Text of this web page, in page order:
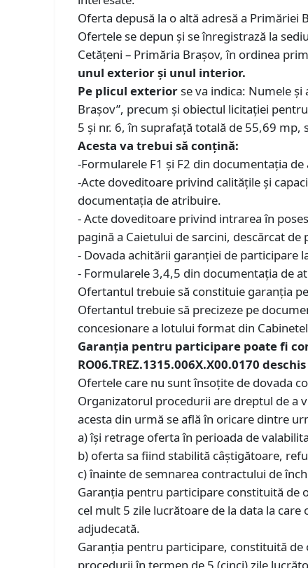
Oferta depusă la o altă adresă a Primăriei
Ofertele se depun și se înregistrază la
Cetățeni – Primăria Brașov, în ordinea
unul exterior și unul interior.
Pe plicul exteriorse va indica: Numele
Brașov”, precum și obiectul licitației
5 și nr. 6, în suprafață totală de 55,69 mp,
Acesta va trebui să conțină:
-Formularele F1 și F2 din documentația
-Acte doveditoare privind calitățile și
documentația de atribuire.
- Acte doveditoare privind intrarea în
pagină a Caietului de sarcini, descărcat
- Dovada achitării garanției de participare
- Formularele 3,4,5 din documentația de
Ofertantul trebuie să constituie garanția
Ofertantul trebuie să precizeze pe
concesionare a lotului format din
Garanția pentru participare poate fi
RO06.TREZ.1315.006X.X00.0170
Ofertele care nu sunt însoțite de dovada
Organizatorul procedurii are dreptul de a
acesta din urmă se află în oricare dintre
a) își retrage oferta în perioada de
b) oferta sa fiind stabilită câștigătoare,
c) înainte de semnarea contractului de
Garanția pentru participare constituită de
cel mult 5 zile lucrătoare de la data la
adjudecată.
Garanția pentru participare, constituită